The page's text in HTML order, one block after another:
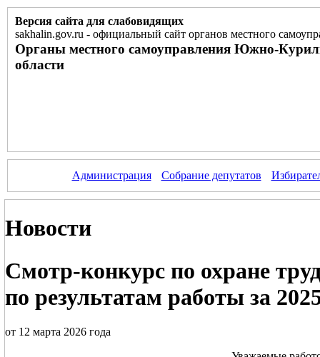
Версия сайта для слабовидящих
sakhalin.gov.ru - официальный сайт органов местного
Органы местного самоуправления Южно-
области
Администрация Собрание депутатов
Новости
Смотр-конкурс по охране
по результатам работы за
от 12 марта 2026 года